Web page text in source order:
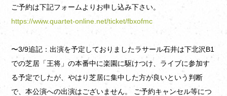
ご予約は下記フォームよりお申し込み下さい。
https://www.quartet-online.net/ticket/fbxofmc
〜3/9追記：出演を予定しておりましたラサール石井は下北沢B1
での芝居「王将」の本番中に楽園に駆けつけ、ライブに参加す
る予定でしたが、やはり芝居に集中した方が良いという判断
で、本公演への出演はございません。 ご予約キャンセル等につ